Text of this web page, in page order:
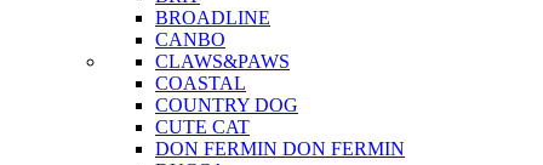
BROADLINE
CANBO
CLAWS&PAWS
COASTAL
COUNTRY DOG
CUTE CAT
DON FERMIN DON FERMIN